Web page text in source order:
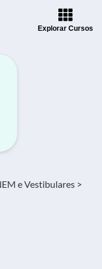
Explorar Cursos
e Vestibulares >